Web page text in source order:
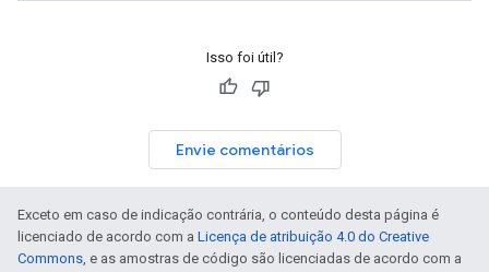
Isso foi útil?
Envie comentários
Exceto em caso de indicação contrária, o conteúdo desta página é
licenciado de acordo com a Licença de atribuição 4.0 do Creative
Commons, e as amostras de código são licenciadas de acordo com a